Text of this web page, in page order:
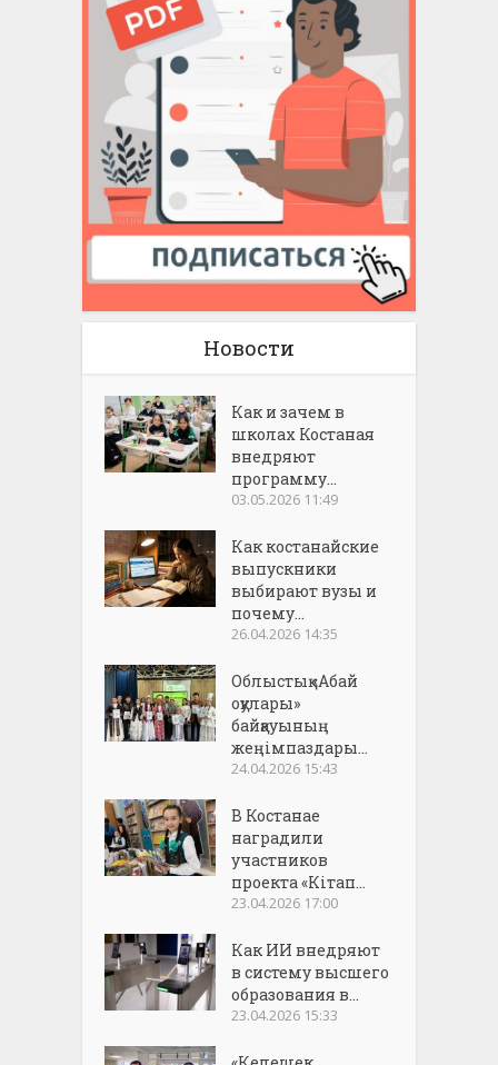
Новости
Как и зачем в
школах Костаная
внедряют
программу...
03.05.2026 11:49
Как костанайские
выпускники
выбирают вузы и
почему...
26.04.2026 14:35
Облыстық «Абай
оқулары»
байқауының
жеңімпаздары...
24.04.2026 15:43
В Костанае
наградили
участников
проекта «Кітап...
23.04.2026 17:00
Как ИИ внедряют
в систему высшего
образования в...
23.04.2026 15:33